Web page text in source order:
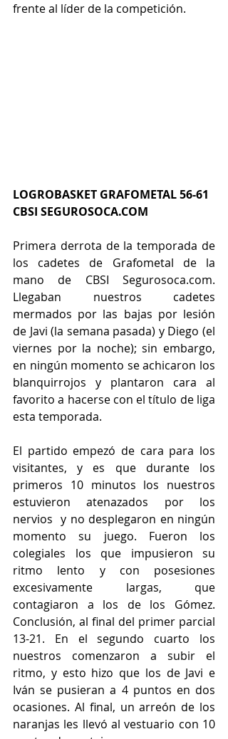
frente al líder de la competición.
LOGROBASKET GRAFOMETAL 56-61
CBSI SEGUROSOCA.COM
Primera derrota de la temporada de
los cadetes de Grafometal de la
mano de CBSI Segurosoca.com.
Llegaban nuestros cadetes
mermados por las bajas por lesión
de Javi (la semana pasada) y Diego (el
viernes por la noche); sin embargo,
en ningún momento se achicaron los
blanquirrojos y plantaron cara al
favorito a hacerse con el título de liga
esta temporada.
El partido empezó de cara para los
visitantes, y es que durante los
primeros 10 minutos los nuestros
estuvieron atenazados por los
nervios  y no desplegaron en ningún
momento su juego. Fueron los
colegiales los que impusieron su
ritmo lento y con posesiones
excesivamente largas, que
contagiaron a los de los Gómez.
Conclusión, al final del primer parcial
13-21. En el segundo cuarto los
nuestros comenzaron a subir el
ritmo, y esto hizo que los de Javi e
Iván se pusieran a 4 puntos en dos
ocasiones. Al final, un arreón de los
naranjas les llevó al vestuario con 10